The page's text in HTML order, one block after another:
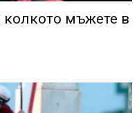
мъжете в